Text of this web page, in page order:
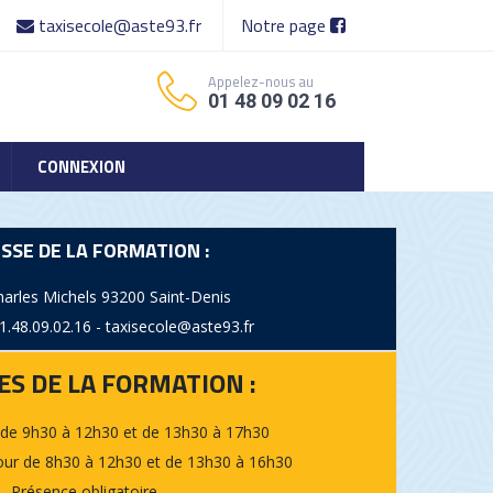
taxisecole@aste93.fr Notre page
Appelez-nous au
01 48 09 02 16
CONNEXION
DE LA FORMATION :
Michels 93200 Saint-Denis
- taxisecole@aste93.fr
DE LA FORMATION :
9h30 à 12h30 et de 13h30 à 17h30
de 8h30 à 12h30 et de 13h30 à 16h30